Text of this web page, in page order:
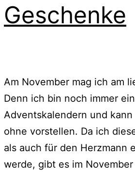
Geschenke
Am November mag ich am
Denn ich bin noch immer
Adventskalendern und
ohne vorstellen. Da ich
als auch für den Herzmann
werde, gibt es im